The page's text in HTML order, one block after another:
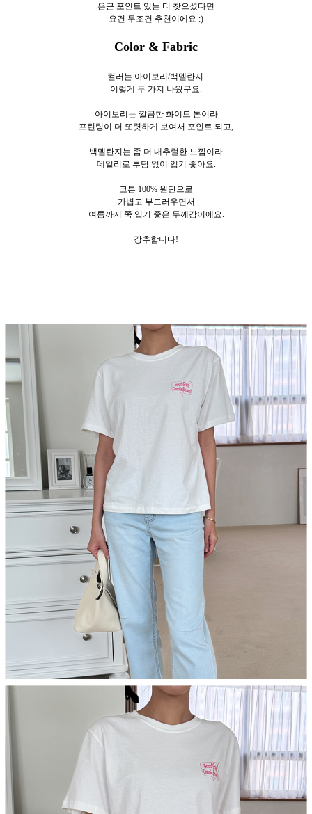
은근 포인트 있는 티 찾으셨다면
요건 무조건 추천이에요 :)
Color & Fabric
컬러는 아이보리/백멜란지.
이렇게 두 가지 나왔구요.
아이보리는 깔끔한 화이트 톤이라
프린팅이 더 또렷하게 보여서 포인트 되고,
백멜란지는 좀 더 내추럴한 느낌이라
데일리로 부담 없이 입기 좋아요.
코튼 100% 원단으로
가볍고 부드러우면서
여름까지 쭉 입기 좋은 두께감이에요.
강추합니다!